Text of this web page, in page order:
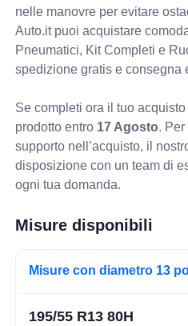
nelle manovre per evitare
Auto.it puoi acquistare
Pneumatici, Kit Completi e
spedizione gratis e consegna
Se completi ora il tuo
prodotto entro 17 Agosto.
supporto nell’acquisto, il
disposizione con un team di
ogni tua domanda.
Misure disponibili
Misure con diametro 13
195/55 R13 80H